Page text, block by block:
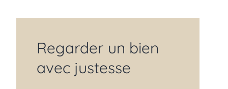
Regarder un bien
avec justesse